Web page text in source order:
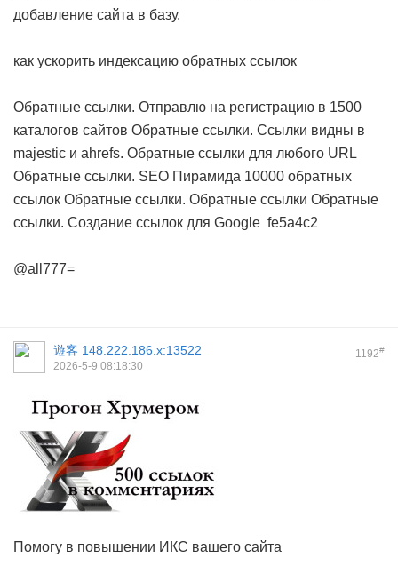
добавление сайта в базу.
как ускорить индексацию обратных ссылок
Обратные ссылки. Отправлю на регистрацию в 1500
каталогов сайтов Обратные ссылки. Cсылки видны в
majestic и ahrefs. Обратные ссылки для любого URL
Обратные ссылки. SEO Пирамида 10000 обратных
ссылок Обратные ссылки. Обратные ссылки Обратные
ссылки. Создание ссылок для Google fe5a4c2
@all777=
1192#
遊客 148.222.186.x:13522
2026-5-9 08:18:30
Помогу в повышении ИКС вашего сайта